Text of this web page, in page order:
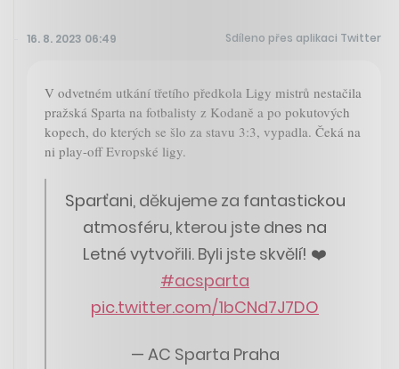
16. 8. 2023 06:49 Sdíleno přes aplikaci Twitter
V odvetném utkání třetího předkola Ligy mistrů nestačila
pražská Sparta na fotbalisty z Kodaně a po pokutových
kopech, do kterých se šlo za stavu 3:3, vypadla. Čeká na
ni play-off Evropské ligy.
Sparťani, děkujeme za fantastickou
atmosféru, kterou jste dnes na
Letné vytvořili. Byli jste skvělí! ❤️
#acsparta
pic.twitter.com/1bCNd7J7DO
— AC Sparta Praha